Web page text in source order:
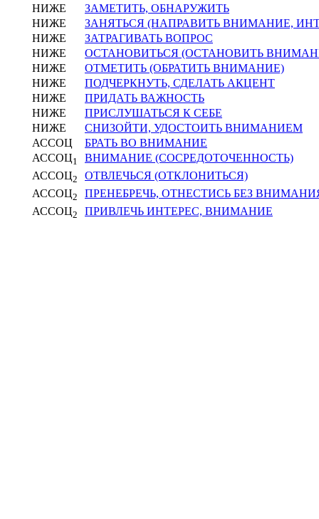
НИЖЕ
ЗАМЕТИТЬ, ОБНАРУЖИТЬ
НИЖЕ
ЗАНЯТЬСЯ (НАПРАВИТЬ ВНИМАНИЕ,
НИЖЕ
ЗАТРАГИВАТЬ ВОПРОС
НИЖЕ
ОСТАНОВИТЬСЯ (ОСТАНОВИТЬ
НИЖЕ
ОТМЕТИТЬ (ОБРАТИТЬ ВНИМАНИЕ)
НИЖЕ
ПОДЧЕРКНУТЬ, СДЕЛАТЬ АКЦЕНТ
НИЖЕ
ПРИДАТЬ ВАЖНОСТЬ
НИЖЕ
ПРИСЛУШАТЬСЯ К СЕБЕ
НИЖЕ
СНИЗОЙТИ, УДОСТОИТЬ ВНИМАНИЕМ
АССОЦ
БРАТЬ ВО ВНИМАНИЕ
АССОЦ1
ВНИМАНИЕ (СОСРЕДОТОЧЕННОСТЬ)
АССОЦ2
ОТВЛЕЧЬСЯ (ОТКЛОНИТЬСЯ)
АССОЦ2
ПРЕНЕБРЕЧЬ, ОТНЕСТИСЬ БЕЗ
АССОЦ2 ПРИВЛЕЧЬ ИНТЕРЕС, ВНИМАНИЕ